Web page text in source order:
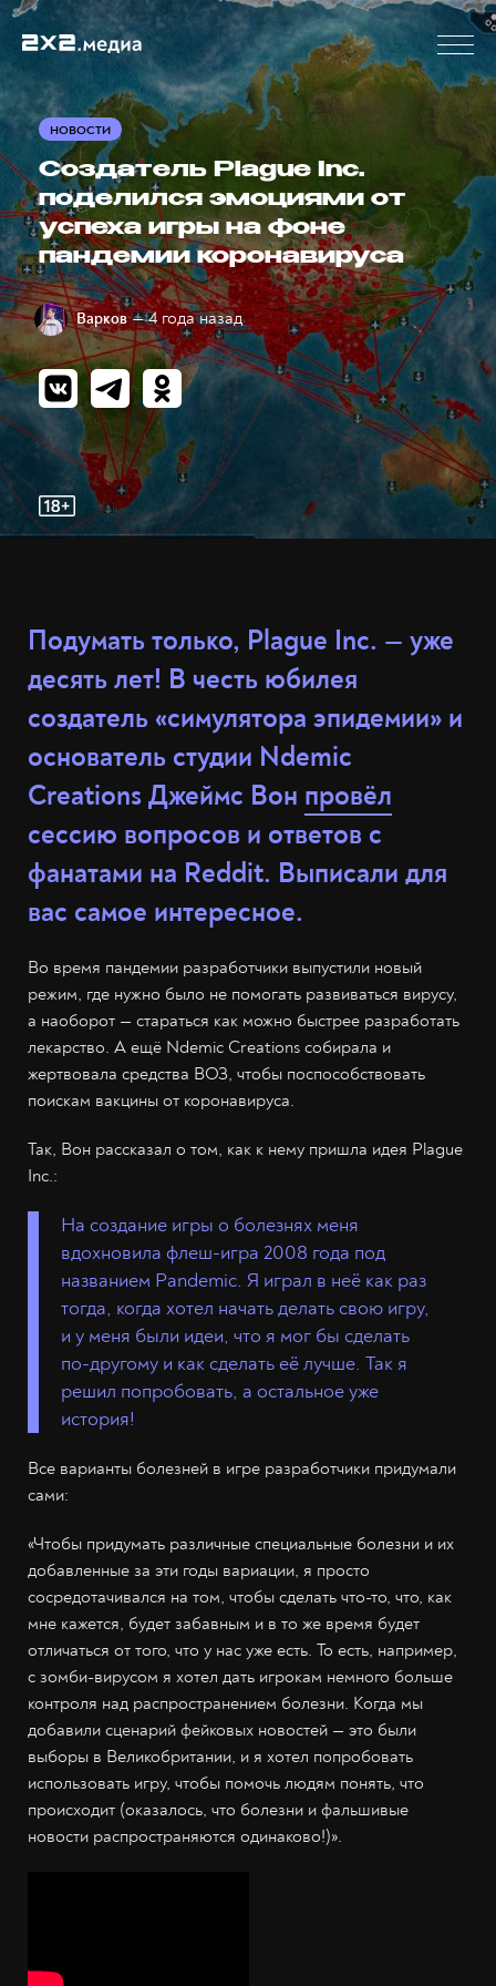
НОВОСТИ
Создатель Plague Inc.
поделился эмоциями от
успеха игры на фоне
пандемии коронавируса
Варков — 4 года назад
Подумать только, Plague Inc. — уже
десять лет! В честь юбилея
создатель «симулятора эпидемии» и
основатель студии Ndemic
Creations Джеймс Вон провёл
сессию вопросов и ответов с
фанатами на Reddit. Выписали для
вас самое интересное.
Во время пандемии разработчики выпустили новый
режим, где нужно было не помогать развиваться вирусу,
а наоборот — стараться как можно быстрее разработать
лекарство. А ещё Ndemic Creations собирала и
жертвовала средства ВОЗ, чтобы поспособствовать
поискам вакцины от коронавируса.
Так, Вон рассказал о том, как к нему пришла идея Plague
Inc.:
На создание игры о болезнях меня
вдохновила флеш-игра 2008 года под
названием Pandemic. Я играл в неё как раз
тогда, когда хотел начать делать свою игру,
и у меня были идеи, что я мог бы сделать
по-другому и как сделать её лучше. Так я
решил попробовать, а остальное уже
история!
Все варианты болезней в игре разработчики придумали
сами:
«Чтобы придумать различные специальные болезни и их
добавленные за эти годы вариации, я просто
сосредотачивался на том, чтобы сделать что-то, что, как
мне кажется, будет забавным и в то же время будет
отличаться от того, что у нас уже есть. То есть, например,
с зомби-вирусом я хотел дать игрокам немного больше
контроля над распространением болезни. Когда мы
добавили сценарий фейковых новостей — это были
выборы в Великобритании, и я хотел попробовать
использовать игру, чтобы помочь людям понять, что
происходит (оказалось, что болезни и фальшивые
новости распространяются одинаково!)».